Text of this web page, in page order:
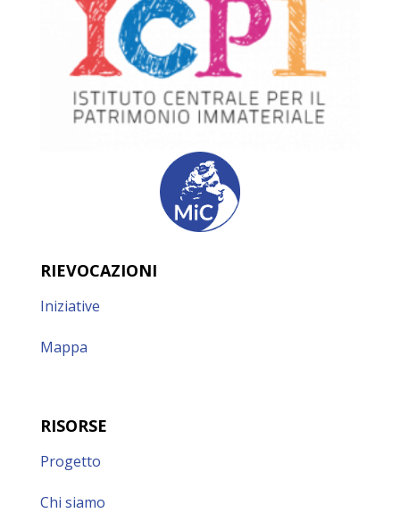
RIEVOCAZIONI
Iniziative
Mappa
RISORSE
Progetto
Chi siamo